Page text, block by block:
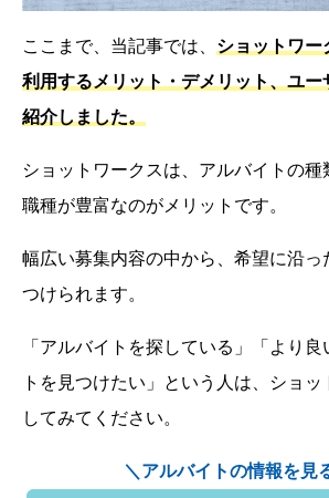
ここまで、当記事では、 ショットワー
利用するメリット・デメリット、ユー
紹介しました。
ショットワークスは、アルバイトの種
職種が豊富なのがメリットです。
幅広い募集内容の中から、希望に沿っ
つけられます。
「アルバイトを探している」「より
トを見つけたい」という人は、ショッ
してみてください。
＼アルバイトの情報を見